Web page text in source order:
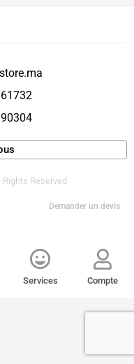
Reserved
Demander un devis
Services Compte